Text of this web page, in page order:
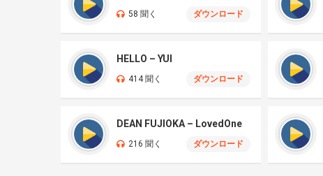
58 聞く ダウンロード
HELLO – YUI
414 聞く ダウンロード
DEAN FUJIOKA – LovedOne
216 聞く ダウンロード